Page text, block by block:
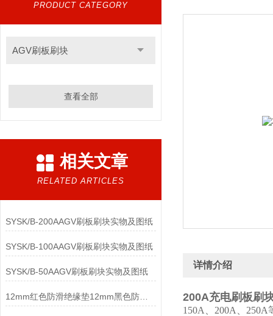
PRODUCT CATEGORY
AGV刷板刷块
查看全部
相关文章
RELATED ARTICLES
SYSK/B-200AAGV刷板刷块实物及图纸
SYSK/B-100AAGV刷板刷块实物及图纸
SYSK/B-50AAGV刷板刷块实物及图纸
12mm红色防滑绝缘垫12mm黑色防滑绝缘垫
详情介绍
200A充电刷板刷
150A、200A、